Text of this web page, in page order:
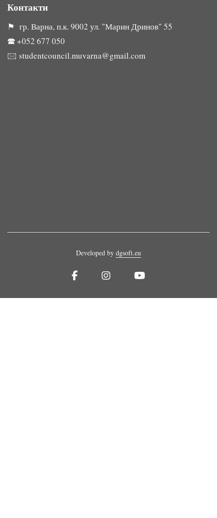
Контакти
⚑ гр. Варна, п.к. 9002 ул. "Марин Дринов" 55
🕿+052 677 050
🖂 studentcouncil.muvarna@gmail.com
Developed by dgsoft.eu